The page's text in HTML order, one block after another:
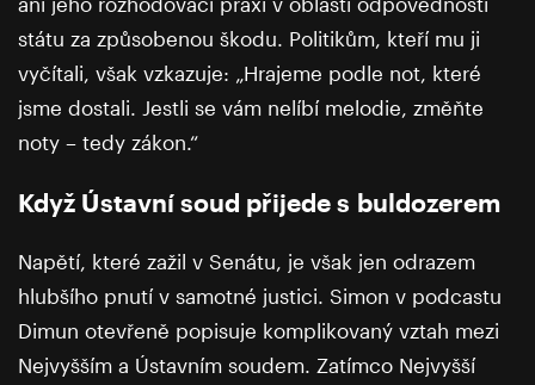
státu za způsobenou škodu. Politikům, kteří mu ji
vyčítali, však vzkazuje: „Hrajeme podle not, které
jsme dostali. Jestli se vám nelíbí melodie, změňte
noty – tedy zákon.“
Když Ústavní soud přijede s buldozerem
Napětí, které zažil v Senátu, je však jen odrazem
hlubšího pnutí v samotné justici. Simon v podcastu
Dimun otevřeně popisuje komplikovaný vztah mezi
Nejvyšším a Ústavním soudem. Zatímco Nejvyšší